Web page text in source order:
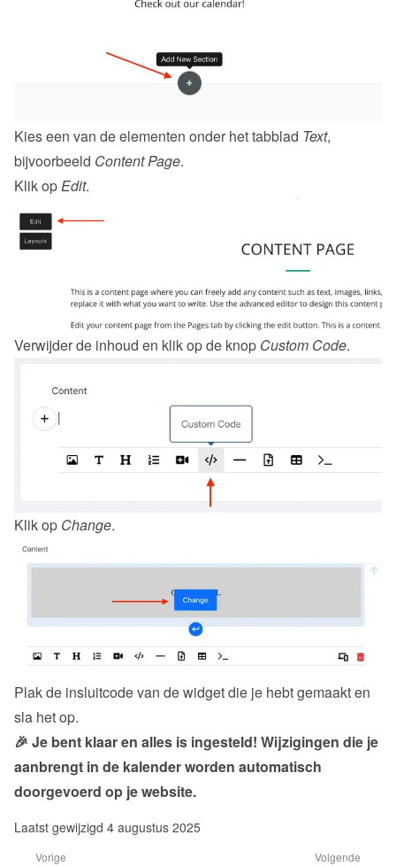
Kies een van de elementen onder het tabblad Text,
bijvoorbeeld Content Page.
Klik op Edit.
Verwijder de inhoud en klik op de knop Custom Code.
Klik op Change.
Plak de insluitcode van de widget die je hebt gemaakt en
sla het op.
🎉 Je bent klaar en alles is ingesteld! Wijzigingen die je
aanbrengt in de kalender worden automatisch
doorgevoerd op je website.
Laatst gewijzigd 4 augustus 2025
Vorige Volgende